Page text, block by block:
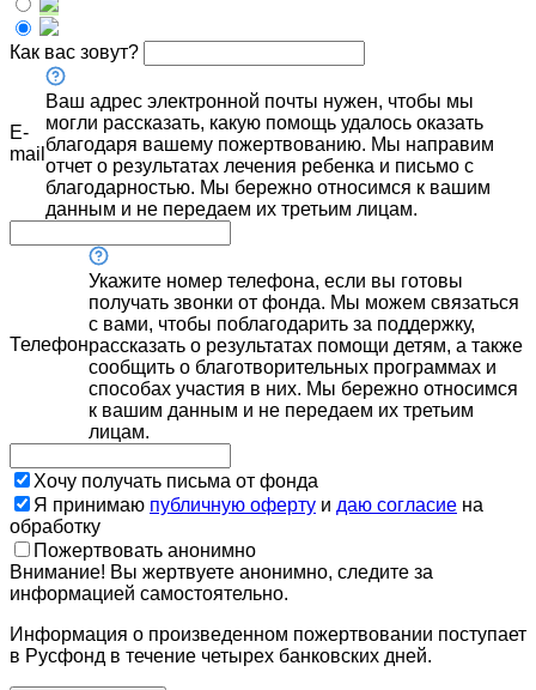
Как вас зовут?
E-
mail
Ваш адрес электронной почты нужен, чтобы мы
могли рассказать, какую помощь удалось оказать
благодаря вашему пожертвованию. Мы направим
отчет о результатах лечения ребенка и письмо с
благодарностью. Мы бережно относимся к вашим
данным и не передаем их третьим лицам.
Телефон
Укажите номер телефона, если вы готовы
получать звонки от фонда. Мы можем связаться
с вами, чтобы поблагодарить за поддержку,
рассказать о результатах помощи детям, а также
сообщить о благотворительных программах и
способах участия в них. Мы бережно относимся
к вашим данным и не передаем их третьим
лицам.
Хочу получать письма от фонда
Я принимаю публичную оферту и даю согласие на
обработку
Пожертвовать анонимно
Внимание! Вы жертвуете анонимно, следите за
информацией самостоятельно.
Информация о произведенном пожертвовании поступает
в Русфонд в течение четырех банковских дней.